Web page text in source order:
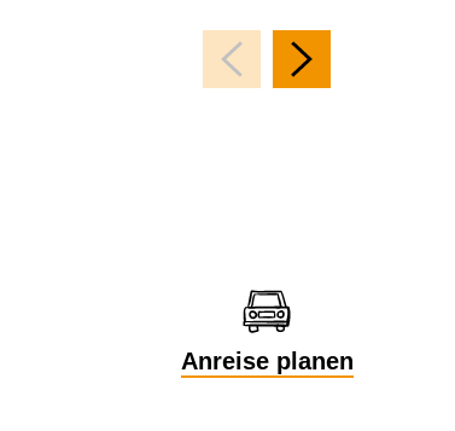
Anreise planen